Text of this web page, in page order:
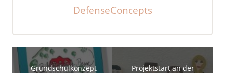
DefenseConcepts
Grundschulkonzept
Projektstart an der